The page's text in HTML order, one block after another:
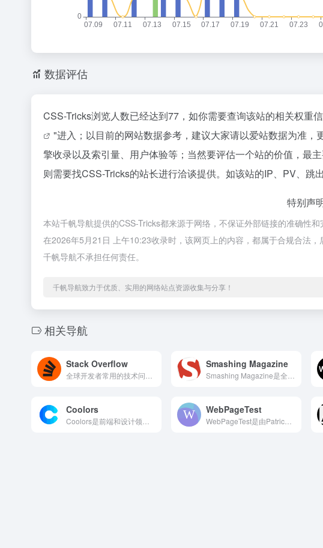
数据评估
CSS-Tricks浏览人数已经达到77，如你需要查询该站的相关权重
"进入；以目前的网站数据参考，建议大家请以爱站数据为准
擎收录以及索引量、用户体验等；当然要评估一个站的价值，最
则需要找CSS-Tricks的站长进行洽谈提供。如该站的IP、PV、跳
特别声
本站千帆导航提供的CSS-Tricks都来源于网络，不保证外部链接的准确性
在2026年5月21日 上午10:23收录时，该网页上的内容，都属于合规合法
千帆导航不承担任何责任。
千帆导航致力于优质、实用的网络站点资源收集与分享！
相关导航
Stack Overflow Smashing Magazine
Coolors WebPageTest
WebPageTest是由Patrick Meenan于20...